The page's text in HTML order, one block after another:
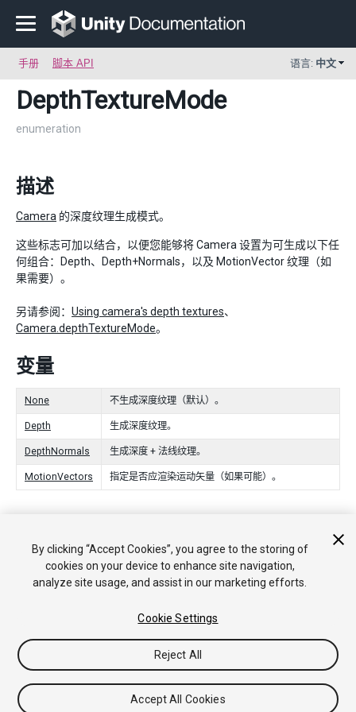
手册 脚本 API 语言: 中文
DepthTextureMode
enumeration
描述
Camera 的深度纹理生成模式。
这些标志可加以结合，以便您能够将 Camera 设置为可生成以下任
何组合：Depth、Depth+Normals，以及 MotionVector 纹理（如
果需要）。
另请参阅： Using camera's depth textures、
Camera.depthTextureMode。
变量
None 不生成深度纹理（默认）。
Depth 生成深度纹理。
DepthNormals 生成深度 + 法线纹理。
MotionVectors 指定是否应渲染运动矢量（如果可能）。
Copyright © 2018 Unity Technologies. Publication 2018.2
社区答案 知识库 论坛 Asset Store 法律条款
Cookie
不要出售或分享我的个人信息
By clicking “Accept Cookies”, you agree to the storing of
cookies on your device to enhance site navigation,
analyze site usage, and assist in our marketing efforts.
Cookie Settings
Reject All
Accept All Cookies